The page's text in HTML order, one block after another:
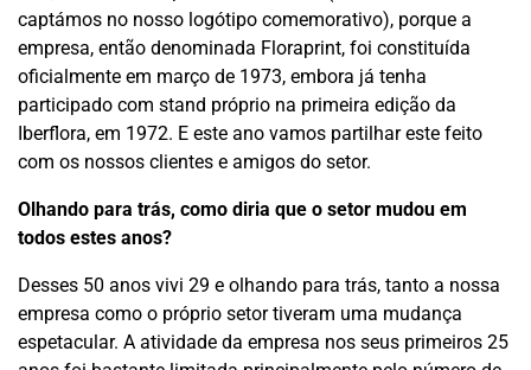
captámos no nosso logótipo comemorativo), porque a
empresa, então denominada Floraprint, foi constituída
oficialmente em março de 1973, embora já tenha
participado com stand próprio na primeira edição da
Iberflora, em 1972. E este ano vamos partilhar este feito
com os nossos clientes e amigos do setor.
Olhando para trás, como diria que o setor mudou em
todos estes anos?
Desses 50 anos vivi 29 e olhando para trás, tanto a nossa
empresa como o próprio setor tiveram uma mudança
espetacular. A atividade da empresa nos seus primeiros 25